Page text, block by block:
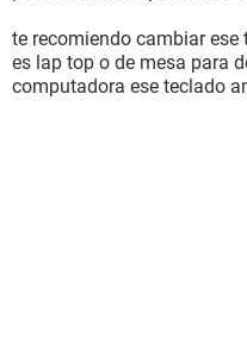
te recomiendo cambiar
es lap top o de mesa para
computadora ese teclado